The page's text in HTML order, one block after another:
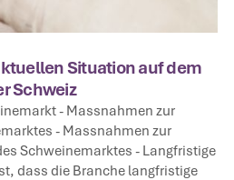
Situation auf dem
Schweiz
- Massnahmen zur
- Massnahmen zur
Schweinemarktes‍ - Langfristige
dass die Branche langfristige